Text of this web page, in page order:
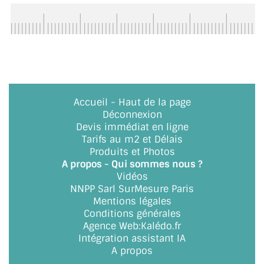
ACCESSOIRES & QUINCAILLERIE
LES PROFILS PAROI DE VERRE
VITRINE EN VERRE
CONNECTEURS ET ASSEMBLAGE DE VERRES
PLATS ET CORNIÈRES
LES CHARNIÈRES DE PORTE EN VERRE
BOUTONS ET POIGNÉES
Accueil - Haut de la page
Déconnexion
Devis immédiat en ligne
Tarifs au m2 et Délais
Produits et Photos
A propos - Qui sommes nous ?
Vidéos
NNPP Sarl SurMesure Paris
Mentions légales
Conditions générales
Agence Web:Kalédo.fr
Intégration assistant IA
A propos